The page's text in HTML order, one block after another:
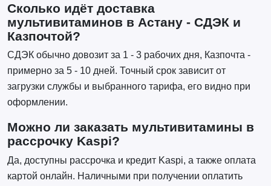
Сколько идёт доставка
мультивитаминов в Астану - СДЭК и
Казпочтой?
СДЭК обычно довозит за 1 - 3 рабочих дня, Казпочта -
примерно за 5 - 10 дней. Точный срок зависит от
загрузки службы и выбранного тарифа, его видно при
оформлении.
Можно ли заказать мультивитамины в
рассрочку Kaspi?
Да, доступны рассрочка и кредит Kaspi, а также оплата
картой онлайн. Наличными при получении оплатить